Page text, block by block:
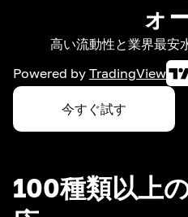
ォ
高い流動性と業界最安
Powered by TradingView
今すぐ試す
100種類以上